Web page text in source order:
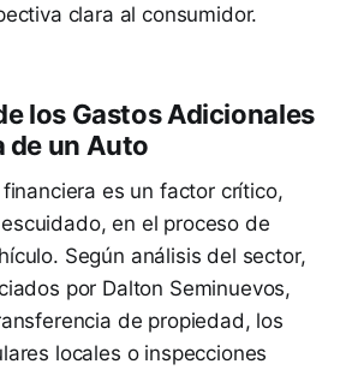
clara al consumidor.
los Gastos Adicionales
de un Auto
es un factor crítico,
en el proceso de
Según análisis del sector,
por Dalton Seminuevos,
de propiedad, los
locales o inspecciones